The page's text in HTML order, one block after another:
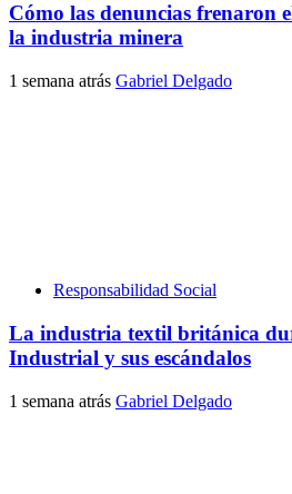
Cómo las denuncias frenaron
la industria minera
1 semana atrás Gabriel Delgado
Responsabilidad Social
La industria textil británica
Industrial y sus escándalos
1 semana atrás Gabriel Delgado